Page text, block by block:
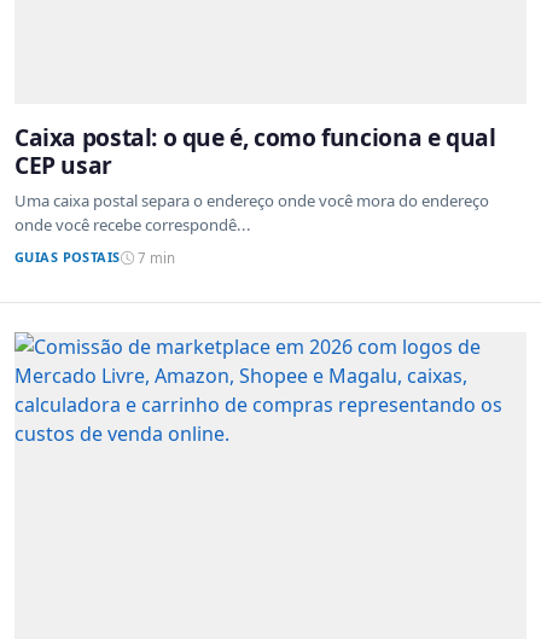
Caixa postal: o que é, como funciona e qual
CEP usar
Uma caixa postal separa o endereço onde você mora do endereço
onde você recebe correspondê...
GUIAS POSTAIS 7 min